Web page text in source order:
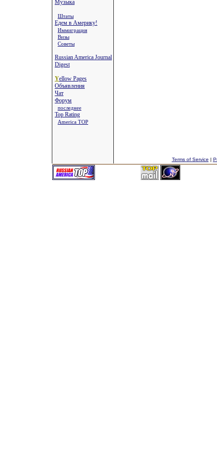
Музыка
Штаты
Едем в Америку!
Иммиграция
Визы
Советы
Russian America Journal
Digest
Yellow Pages
Объявления
Чат
Форум
последнее
Top Rating
America TOP
Terms of Service |